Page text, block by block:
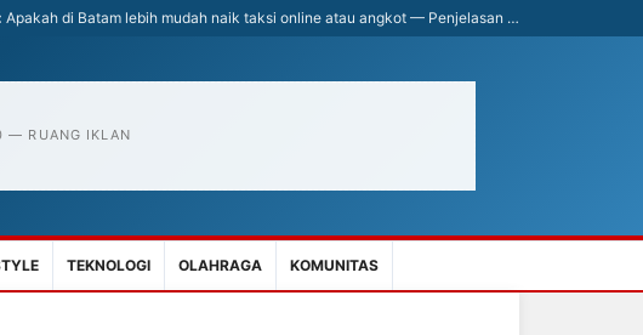
Apakah di Batam lebih mudah naik taksi online atau angkot — Penjelasan …
— RUANG IKLAN
TEKNOLOGI OLAHRAGA KOMUNITAS